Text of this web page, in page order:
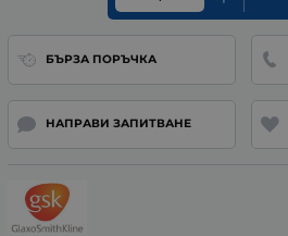
БЪРЗА ПОРЪЧКА
НАПРАВИ ЗАПИТВАНЕ